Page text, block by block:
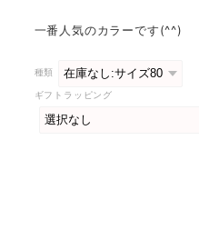
一番人気のカラーです(^^)
種類
ギフトラッピング